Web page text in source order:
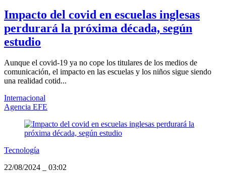
Impacto del covid en escuelas inglesas
perdurará la próxima década, según
estudio
Aunque el covid-19 ya no cope los titulares de los medios de
comunicación, el impacto en las escuelas y los niños sigue siendo
una realidad cotid...
Internacional
Agencia EFE
Tecnología
22/08/2024
03:02